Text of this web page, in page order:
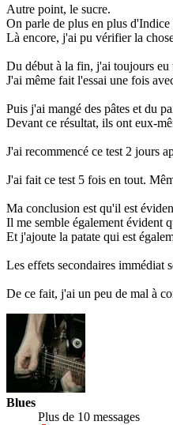
Autre point, le sucre.
On parle de plus en plus d'Indice
Là encore, j'ai pu vérifier la
Du début à la fin, j'ai toujours eu
J'ai même fait l'essai une fois
Puis j'ai mangé des pâtes et du
Devant ce résultat, ils ont eux-
J'ai recommencé ce test 2 jours
J'ai fait ce test 5 fois en tout.
Ma conclusion est qu'il est
Il me semble également évident
Et j'ajoute la patate qui est
Les effets secondaires immédiat
De ce fait, j'ai un peu de mal à
Blues
Plus de 10 messages